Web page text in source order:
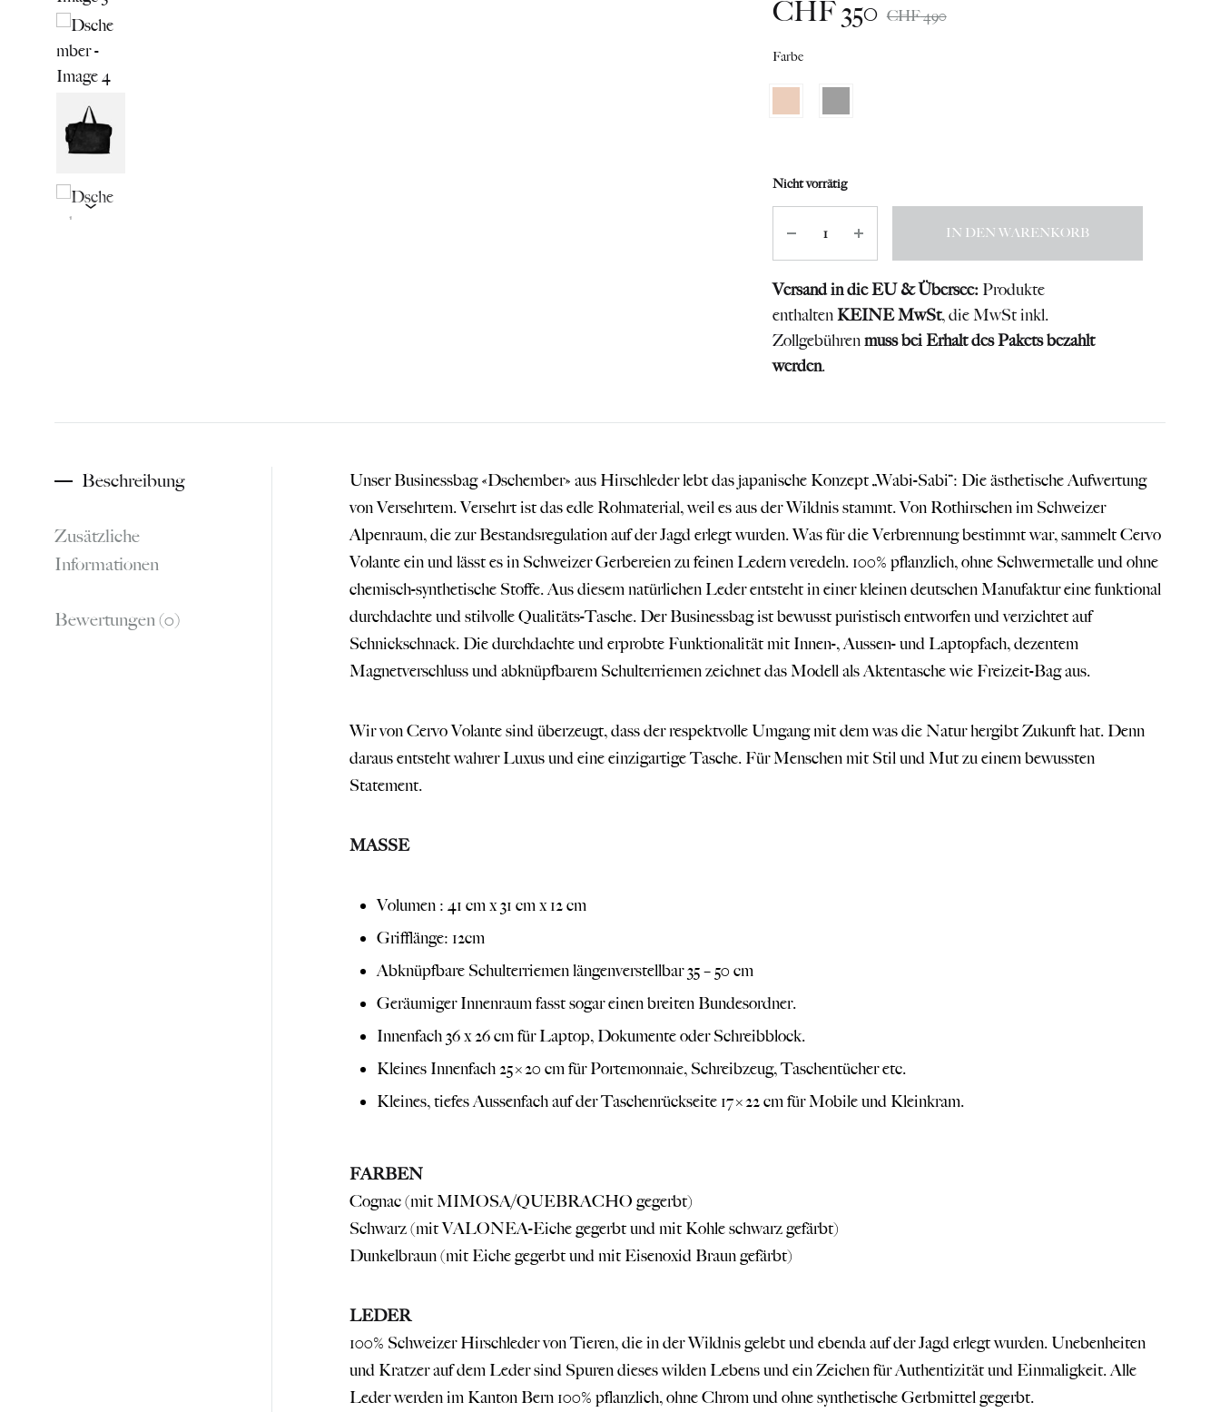
CHF350 CHF490
Farbe
Nicht vorrätig
IN DEN WARENKORB
Versand in die EU & Übersee:Produkte
enthaltenKEINE MwSt, die MwSt inkl.
Zollgebührenmuss bei Erhalt des Pakets bezahlt
werden.
Beschreibung
Zusätzliche
Informationen
Bewertungen (0)
Unser Businessbag «Dschember» aus Hirschleder lebt das japanische Konzept „Wabi-Sabi“: Die ästhetische Aufwertung
von Versehrtem. Versehrt ist das edle Rohmaterial, weil es aus der Wildnis stammt. Von Rothirschen im Schweizer
Alpenraum, die zur Bestandsregulation auf der Jagd erlegt wurden. Was für die Verbrennung bestimmt war, sammelt Cervo
Volante ein und lässt es in Schweizer Gerbereien zu feinen Ledern veredeln. 100% pflanzlich, ohne Schwermetalle und ohne
chemisch-synthetische Stoffe. Aus diesem natürlichen Leder entsteht in einer kleinen deutschen Manufaktur eine funktional
durchdachte und stilvolle Qualitäts-Tasche. Der Businessbag ist bewusst puristisch entworfen und verzichtet auf
Schnickschnack. Die durchdachte und erprobte Funktionalität mit Innen-, Aussen- und Laptopfach, dezentem
Magnetverschluss und abknüpfbarem Schulterriemen zeichnet das Modell als Aktentasche wie Freizeit-Bag aus.
Wir von Cervo Volante sind überzeugt, dass der respektvolle Umgang mit dem was die Natur hergibt Zukunft hat. Denn
daraus entsteht wahrer Luxus und eine einzigartige Tasche. Für Menschen mit Stil und Mut zu einem bewussten
Statement.
MASSE
Volumen : 41 cm x 31 cm x 12 cm
Grifflänge: 12cm
Abknüpfbare Schulterriemen längenverstellbar 35 – 50 cm
Geräumiger Innenraum fasst sogar einen breiten Bundesordner.
Innenfach 36 x 26 cm für Laptop, Dokumente oder Schreibblock.
Kleines Innenfach 25×20 cm für Portemonnaie, Schreibzeug, Taschentücher etc.
Kleines, tiefes Aussenfach auf der Taschenrückseite 17×22 cm für Mobile und Kleinkram.
FARBEN
Cognac (mit MIMOSA/QUEBRACHO gegerbt)
Schwarz (mit VALONEA-Eiche gegerbt und mit Kohle schwarz gefärbt)
Dunkelbraun (mit Eiche gegerbt und mit Eisenoxid Braun gefärbt)
LEDER
100% Schweizer Hirschleder von Tieren, die in der Wildnis gelebt und ebenda auf der Jagd erlegt wurden. Unebenheiten
und Kratzer auf dem Leder sind Spuren dieses wilden Lebens und ein Zeichen für Authentizität und Einmaligkeit. Alle
Leder werden im Kanton Bern 100% pflanzlich, ohne Chrom und ohne synthetische Gerbmittel gegerbt.